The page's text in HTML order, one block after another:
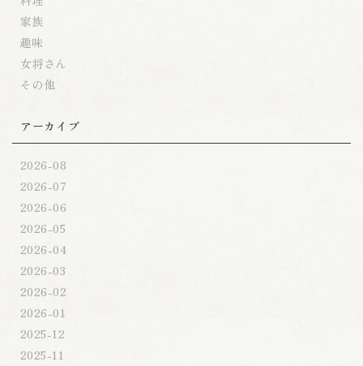
家族
趣味
女将さん
その他
アーカイブ
2026-08
2026-07
2026-06
2026-05
2026-04
2026-03
2026-02
2026-01
2025-12
2025-11